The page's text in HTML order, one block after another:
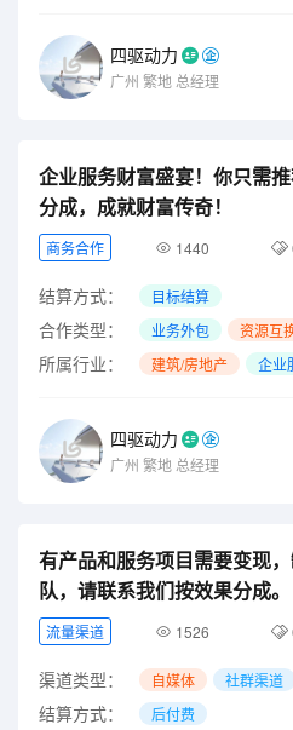
四驱动力
广州 繁地 总经理
企业服务财富盛宴！你只需
分成，成就财富传奇！
商务合作 1440
结算方式： 目标结算
合作类型： 业务外包 资源互
所属行业： 建筑/房地产 企业
四驱动力
广州 繁地 总经理
有产品和服务项目需要变现
队，请联系我们按效果分成。
流量渠道 1526
渠道类型： 自媒体 社群渠道
结算方式： 后付费